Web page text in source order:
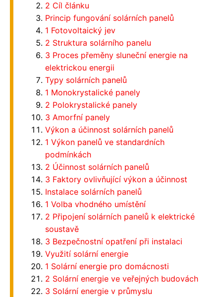
2 Cíl článku
Princip fungování solárních panelů
1 Fotovoltaický jev
2 Struktura solárního panelu
3 Proces přeměny sluneční energie na
elektrickou energii
Typy solárních panelů
1 Monokrystalické panely
2 Polokrystalické panely
3 Amorfní panely
Výkon a účinnost solárních panelů
1 Výkon panelů ve standardních
podmínkách
2 Účinnost solárních panelů
3 Faktory ovlivňující výkon a účinnost
Instalace solárních panelů
1 Volba vhodného umístění
2 Připojení solárních panelů k elektrické
soustavě
3 Bezpečnostní opatření při instalaci
Využití solární energie
1 Solární energie pro domácnosti
2 Solární energie ve veřejných budovách
3 Solární energie v průmyslu